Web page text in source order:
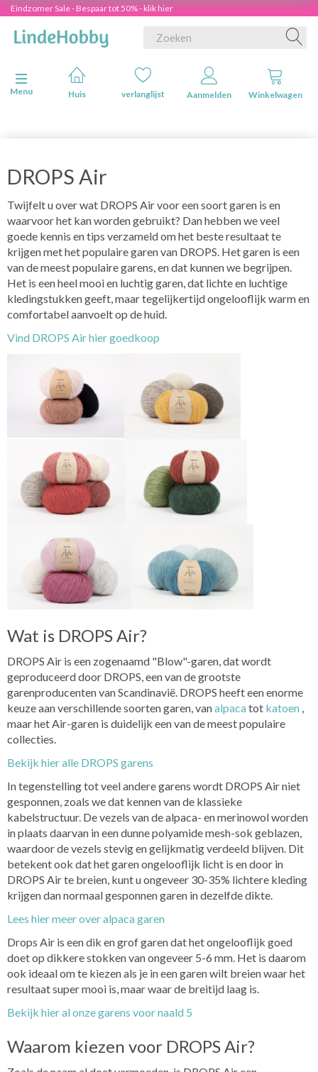
Eindzomer Sale - Bespaar tot 50% - klik hier
Navigatie in-/uitschakelen
Menu
Huis verlanglijst Aanmelden Winkelwagen
DROPS Air
Twijfelt u over wat DROPS Air voor een soort garen is en
waarvoor het kan worden gebruikt? Dan hebben we veel
goede kennis en tips verzameld om het beste resultaat te
krijgen met het populaire garen van DROPS. Het garen is een
van de meest populaire garens, en dat kunnen we begrijpen.
Het is een heel mooi en luchtig garen, dat lichte en luchtige
kledingstukken geeft, maar tegelijkertijd ongelooflijk warm en
comfortabel aanvoelt op de huid.
Vind DROPS Air hier goedkoop
Wat is DROPS Air?
DROPS Air is een zogenaamd "Blow"-garen, dat wordt
geproduceerd door DROPS, een van de grootste
garenproducenten van Scandinavië. DROPS heeft een enorme
keuze aan verschillende soorten garen, vanalpacatot katoen ,
maar het Air-garen is duidelijk een van de meest populaire
collecties.
Bekijk hier alle DROPS garens
In tegenstelling tot veel andere garens wordt DROPS Air niet
gesponnen, zoals we dat kennen van de klassieke
kabelstructuur. De vezels van de alpaca- en merinowol worden
in plaats daarvan in een dunne polyamide mesh-sok geblazen,
waardoor de vezels stevig en gelijkmatig verdeeld blijven. Dit
betekent ook dat het garen ongelooflijk licht is en door in
DROPS Air te breien, kunt u ongeveer 30-35% lichtere kleding
krijgen dan normaal gesponnen garen in dezelfde dikte.
Lees hier meer over alpaca garen
Drops Air is een dik en grof garen dat het ongelooflijk goed
doet op dikkere stokken van ongeveer 5-6 mm. Het is daarom
ook ideaal om te kiezen als je in een garen wilt breien waar het
resultaat super mooi is, maar waar de breitijd laag is.
Bekijk hier al onze garens voor naald 5
Waarom kiezen voor DROPS Air?